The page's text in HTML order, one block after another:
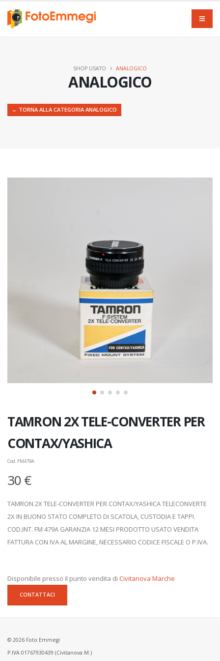
SHOP USATO ANALOGICO
ANALOGICO
← TORNA ALLA CATEGORIA ANALOGICO
TAMRON 2X TELE-CONVERTER PER
CONTAX/YASHICA
Cod. FM479A
30 €
TAMRON 2X TELE-CONVERTER PER CONTAX/YASHICA TELECONVERTE
2X IN BUONO STATO COMPLETO DI SCATOLA, CUSTODIA E TAPPI.
COD.INT. FM 479A GARANZIA 12 MESI PRODOTTO USATO VENDITA
FATTURA CON IVA AL MARGINE, NECESSARIO CODICE FISCALE O P.IVA.
Disponibile presso il punto vendita di Civitanova Marche
CONTATTACI
© 2026 Foto Emmegi
P.IVA 01767930439 (Civitanova M.)